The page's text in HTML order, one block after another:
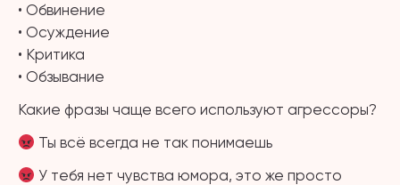
• Обвинение
• Осуждение
• Критика
• Обзывание
Какие фразы чаще всего используют агрессоры?
Ты всё всегда не так понимаешь
У тебя нет чувства юмора, это же просто